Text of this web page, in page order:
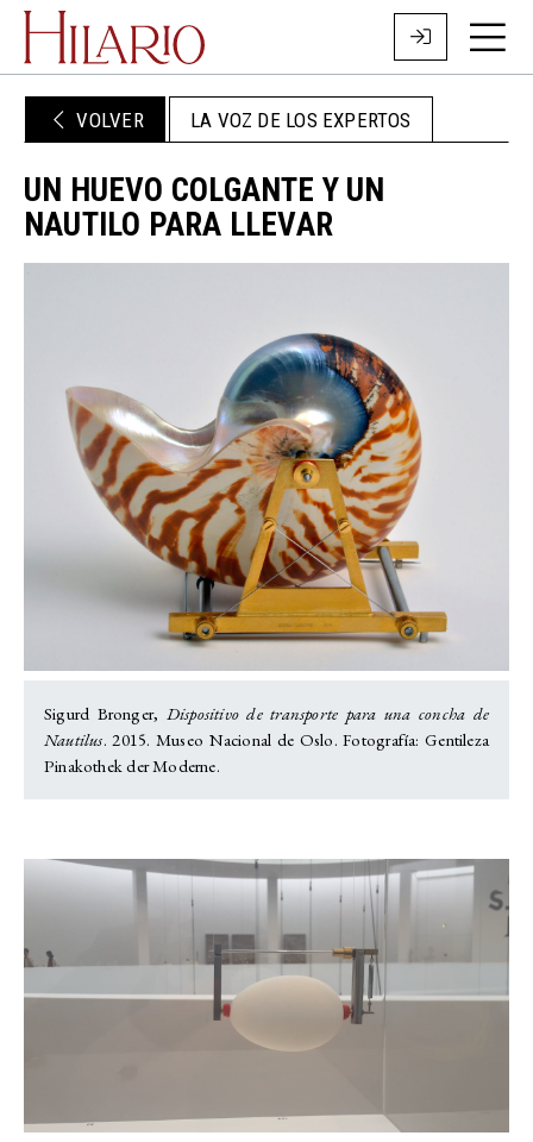
VOLVER LA VOZ DE LOS EXPERTOS
UN HUEVO COLGANTE Y UN
NAUTILO PARA LLEVAR
Sigurd Bronger, Dispositivo de transporte para una concha de
Nautilus. 2015. Museo Nacional de Oslo. Fotografía: Gentileza
Pinakothek der Moderne.